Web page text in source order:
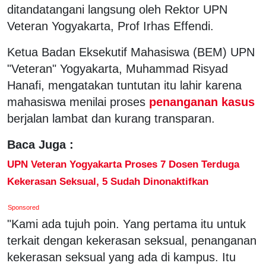
ditandatangani langsung oleh Rektor UPN
Veteran Yogyakarta, Prof Irhas Effendi.
Ketua Badan Eksekutif Mahasiswa (BEM) UPN
"Veteran" Yogyakarta, Muhammad Risyad
Hanafi, mengatakan tuntutan itu lahir karena
mahasiswa menilai proses penanganan kasus
berjalan lambat dan kurang transparan.
Baca Juga :
UPN Veteran Yogyakarta Proses 7 Dosen Terduga
Kekerasan Seksual, 5 Sudah Dinonaktifkan
Sponsored
"Kami ada tujuh poin. Yang pertama itu untuk
terkait dengan kekerasan seksual, penanganan
kekerasan seksual yang ada di kampus. Itu